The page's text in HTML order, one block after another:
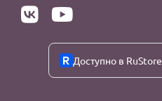
Доступно в RuStore